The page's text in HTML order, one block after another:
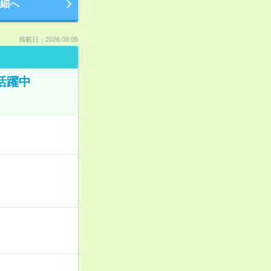
へ
掲載日：2026.08.05
躍中